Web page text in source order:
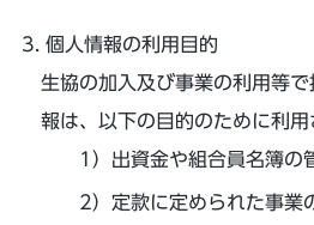
個人情報の利用目的
生協の加入及び事業の利用等
報は、以下の目的のために利用
出資金や組合員名簿の
定款に定められた事業